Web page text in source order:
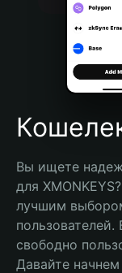
Português (Brasil)
Español (Argentina)
Вы ищете
для
лучшим
свободно
Давайте